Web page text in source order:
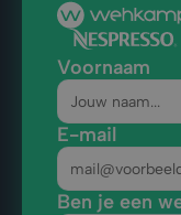
Voornaam
E-mail
Ben je een